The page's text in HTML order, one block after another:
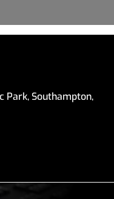
Park,Southampton,